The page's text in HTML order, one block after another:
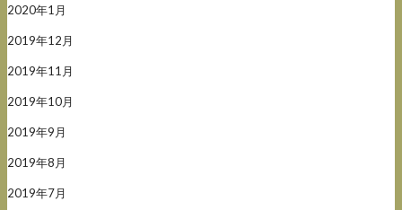
2020年1月
2019年12月
2019年11月
2019年10月
2019年9月
2019年8月
2019年7月